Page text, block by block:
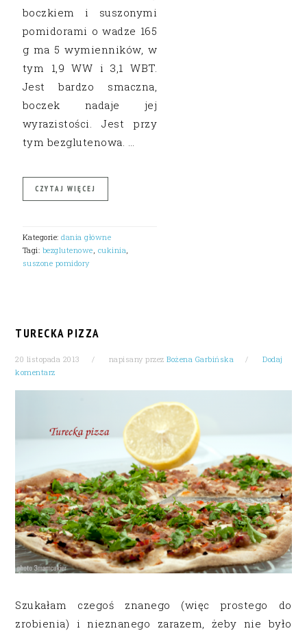
boczkiem i suszonymi
pomidorami o wadze 165
g ma 5 wymienników, w
tym 1,9 WW i 3,1 WBT.
Jest bardzo smaczna,
boczek nadaje jej
wyrazistości. Jest przy
tym bezglutenowa. …
CZYTAJ WIĘCEJ
Kategorie:dania główne
Tagi: bezglutenowe cukinia
suszone pomidory
TURECKA PIZZA
20 listopada 2013 napisany przezBożena Garbińska
Dodaj
komentarz
Szukałam czegoś znanego (więc prostego do
zrobienia) i nieznanego zarazem, żeby nie było